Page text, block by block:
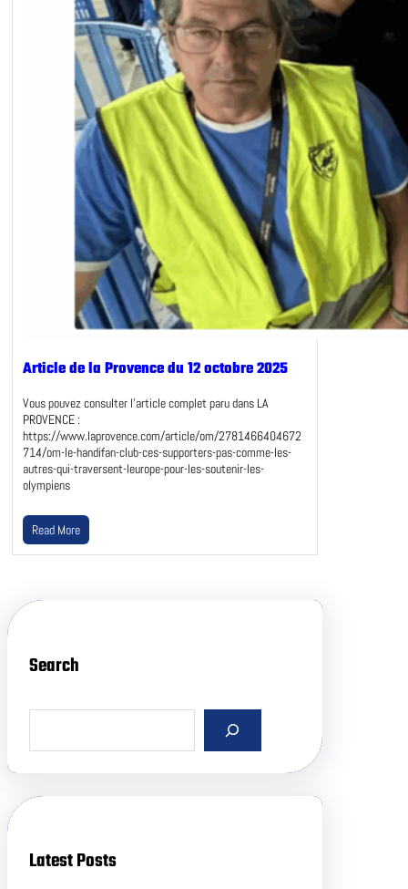
Article de la Provence du 12 octobre 2025
Vous pouvez consulter l’article complet paru dans LA
PROVENCE :
https://www.laprovence.com/article/om/2781466404672
714/om-le-handifan-club-ces-supporters-pas-comme-les-
autres-qui-traversent-leurope-pour-les-soutenir-les-
olympiens
Read More
Search
a
h
Latest Posts